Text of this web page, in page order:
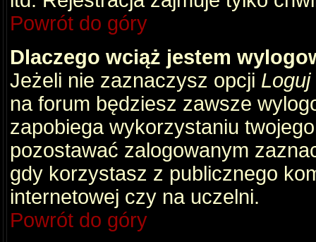
Powrót do góry
Dlaczego wciąż jestem
Jeżeli nie zaznaczysz opcji
na forum będziesz zawsze
zapobiega wykorzystaniu
pozostawać zalogowanym
gdy korzystasz z publicznego
internetowej czy na uczelni.
Powrót do góry